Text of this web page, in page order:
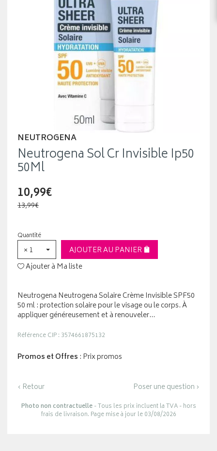
NEUTROGENA
Neutrogena Sol Cr Invisible Ip50
50Ml
10,99€
13,99€
Quantité
× 1
AJOUTER AU PANIER
Ajouter à Ma liste
Neutrogena Neutrogena Solaire Crème Invisible SPF50
50 ml : protection solaire pour le visage ou le corps. À
appliquer généreusement et à renouveler…
Référence CIP : 3574661875132
Promos et Offres : Prix promos
‹ Retour Poser une question ›
Photo non contractuelle- Tous les prix incluent la TVA - hors
frais de livraison. Page mise à jour le 03/08/2026